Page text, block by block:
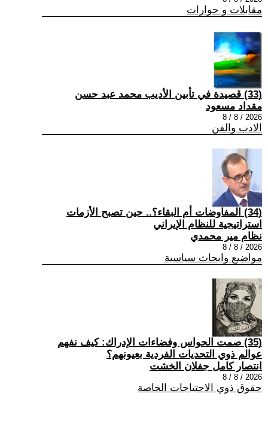
مقابلات و حوارات
(33) قصيدة في تأبين الأديب محمد عبد حسن
مقداد مسعود
2026 / 8 / 8
الادب والفن
(34) المفاوضات أم البقاء؟.. حين تصبح الأزمات
استراتيجية للنظام الإيراني
نظام مير محمدي
2026 / 8 / 8
مواضيع وابحاث سياسية
(35) صمت الحواس وفضاءات الإدراك: كيف نفهم
عوالم ذوي التحديات الفردية بعيونهم؟
انتصار كامل جفلان الخشت
2026 / 8 / 8
حقوق ذوي الاحتياجات الخاصة